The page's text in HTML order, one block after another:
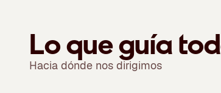
Lo que guía
Hacia dónde nos dirigimos